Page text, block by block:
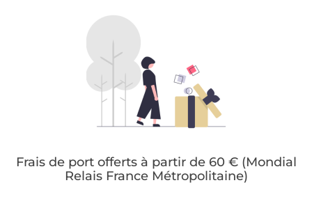
Frais de port offerts à partir de 60 € (Mondial
Relais France Métropolitaine)